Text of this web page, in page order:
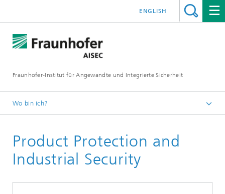
Fraunhofer-Institut für Angewandte und Integrierte Sicherheit
ENGLISH
Wo bin ich?
Forschungsabteilungen
Product Protection and
Industrial Security